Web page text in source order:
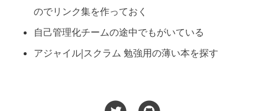
のでリンク集を作っておく
自己管理化チームの途中でもがいている
アジャイル|スクラム 勉強用の薄い本を探す